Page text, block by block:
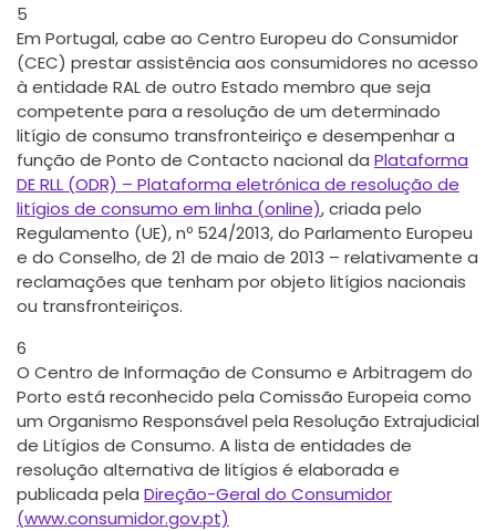
5
Em Portugal, cabe ao Centro Europeu do Consumidor
(CEC) prestar assistência aos consumidores no acesso
à entidade RAL de outro Estado membro que seja
competente para a resolução de um determinado
litígio de consumo transfronteiriço e desempenhar a
função de Ponto de Contacto nacional da Plataforma
DE RLL (ODR) – Plataforma eletrónica de resolução de
litígios de consumo em linha (online), criada pelo
Regulamento (UE), nº 524/2013, do Parlamento Europeu
e do Conselho, de 21 de maio de 2013 – relativamente a
reclamações que tenham por objeto litígios nacionais
ou transfronteiriços.
6
O Centro de Informação de Consumo e Arbitragem do
Porto está reconhecido pela Comissão Europeia como
um Organismo Responsável pela Resolução Extrajudicial
de Litígios de Consumo. A lista de entidades de
resolução alternativa de litígios é elaborada e
publicada pela Direção-Geral do Consumidor
(www.consumidor.gov.pt)